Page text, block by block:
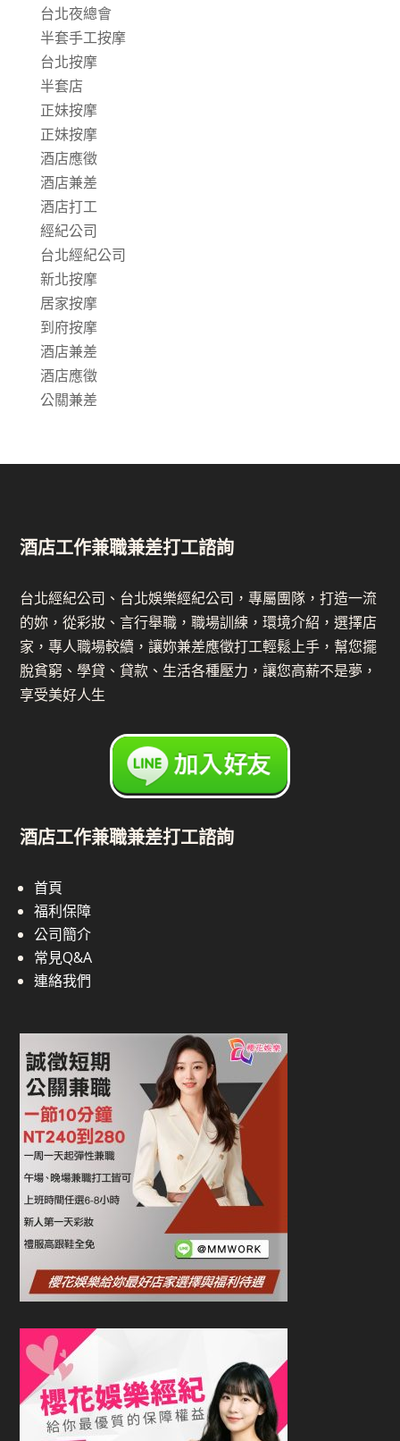
台北夜總會
半套手工按摩
台北按摩
半套店
正妹按摩
正妹按摩
酒店應徵
酒店兼差
酒店打工
經紀公司
台北經紀公司
新北按摩
居家按摩
到府按摩
酒店兼差
酒店應徵
公關兼差
酒店工作兼職兼差打工諮詢
台北經紀公司、台北娛樂經紀公司，專屬團隊，打造一流
的妳，從彩妝、言行舉職，職場訓練，環境介紹，選擇店
家，專人職場較續，讓妳兼差應徵打工輕鬆上手，幫您擺
脫貧窮、學貸、貸款、生活各種壓力，讓您高薪不是夢，
享受美好人生
酒店工作兼職兼差打工諮詢
首頁
福利保障
公司簡介
常見Q&A
連絡我們